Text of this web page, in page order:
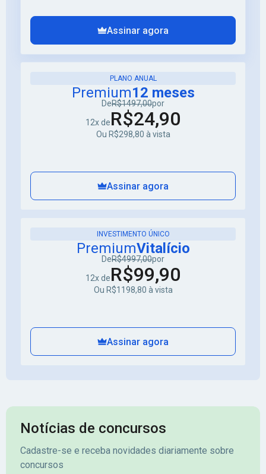
Assinar agora
PLANO ANUAL
Premium12 meses
DeR$1497,00por
12x deR$24,90
Ou R$298,80 à vista
Assinar agora
INVESTIMENTO ÚNICO
PremiumVitalício
DeR$4997,00por
12x deR$99,90
Ou R$1198,80 à vista
Assinar agora
Notícias de concursos
Cadastre-se e receba novidades diariamente sobre
concursos